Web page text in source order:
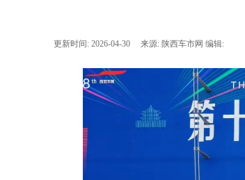
更新时间: 2026-04-30 来源: 陕西车市网 编辑: